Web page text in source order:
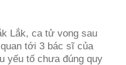
Lắk, ca tử vong sau
tới 3 bác sĩ của
yếu tố chưa đúng quy